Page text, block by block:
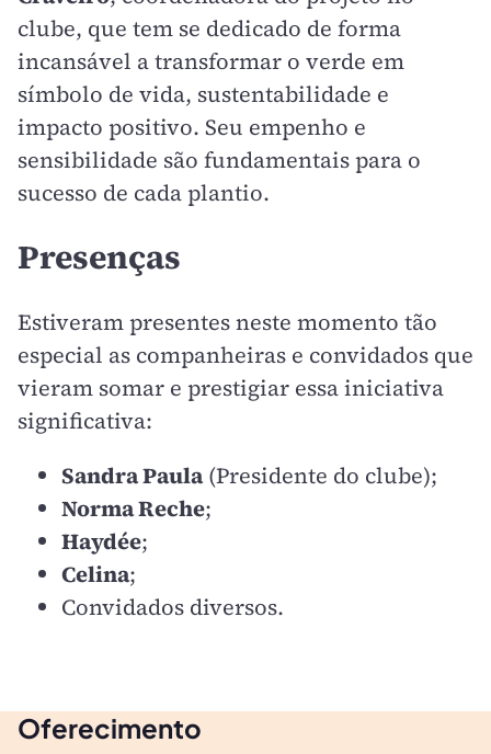
clube, que tem se dedicado de forma
incansável a transformar o verde em
símbolo de vida, sustentabilidade e
impacto positivo. Seu empenho e
sensibilidade são fundamentais para o
sucesso de cada plantio.
Presenças
Estiveram presentes neste momento tão
especial as companheiras e convidados que
vieram somar e prestigiar essa iniciativa
significativa:
Sandra Paula(Presidente do clube);
Norma Reche;
Haydée;
Celina;
Convidados diversos.
Oferecimento